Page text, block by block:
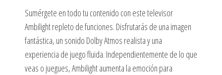
TV/
WiFi
cantidad
Sumérgete en todo tu contenido con este televisor
Ambilight repleto de funciones. Disfrutarás de una imagen
fantástica, un sonido Dolby Atmos realista y una
experiencia de juego fluida. Independientemente de lo que
veas o juegues, Ambilight aumenta la emoción para